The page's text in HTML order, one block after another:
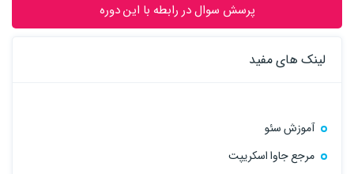
پرسش سوال در رابطه با این دوره
لینک های مفید
آموزش سئو
مرجع جاوا اسکریپت